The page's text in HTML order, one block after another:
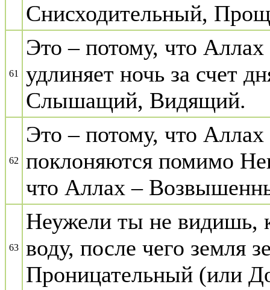
Снисходительный,
61
Это – потому, что Аллах
удлиняет ночь за счет
Слышащий, Видящий.
62
Это – потому, что
поклоняются помимо
что Аллах –
63
Неужели ты не видишь,
воду, после чего земля
Проницательный (или